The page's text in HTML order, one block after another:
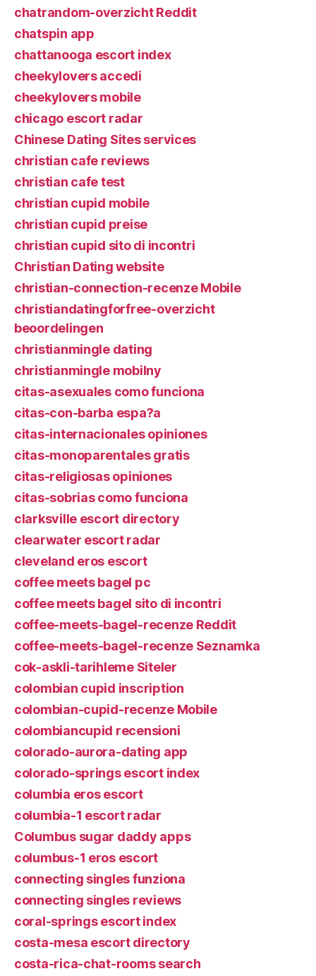
chatrandom-overzicht Reddit
chatspin app
chattanooga escort index
cheekylovers accedi
cheekylovers mobile
chicago escort radar
Chinese Dating Sites services
christian cafe reviews
christian cafe test
christian cupid mobile
christian cupid preise
christian cupid sito di incontri
Christian Dating website
christian-connection-recenze Mobile
christiandatingforfree-overzicht
beoordelingen
christianmingle dating
christianmingle mobilny
citas-asexuales como funciona
citas-con-barba espa?a
citas-internacionales opiniones
citas-monoparentales gratis
citas-religiosas opiniones
citas-sobrias como funciona
clarksville escort directory
clearwater escort radar
cleveland eros escort
coffee meets bagel pc
coffee meets bagel sito di incontri
coffee-meets-bagel-recenze Reddit
coffee-meets-bagel-recenze Seznamka
cok-askli-tarihleme Siteler
colombian cupid inscription
colombian-cupid-recenze Mobile
colombiancupid recensioni
colorado-aurora-dating app
colorado-springs escort index
columbia eros escort
columbia-1 escort radar
Columbus sugar daddy apps
columbus-1 eros escort
connecting singles funziona
connecting singles reviews
coral-springs escort index
costa-mesa escort directory
costa-rica-chat-rooms search